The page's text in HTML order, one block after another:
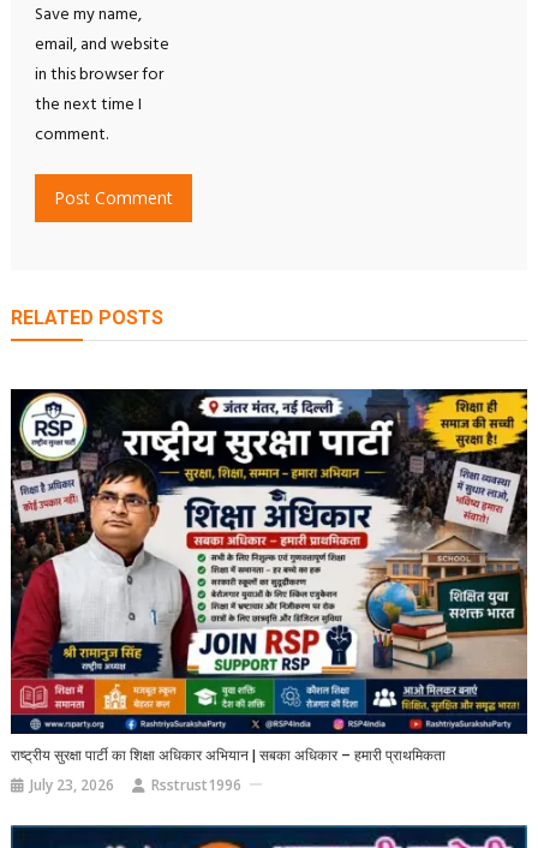
Save my name,
email, and website
in this browser for
the next time I
comment.
RELATED POSTS
राष्ट्रीय सुरक्षा पार्टी का शिक्षा अधिकार अभियान | सबका अधिकार – हमारी प्राथमिकता
July 23, 2026 Rsstrust1996